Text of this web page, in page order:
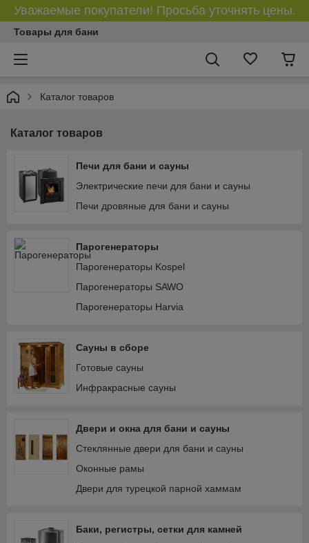
Уважаемые покупатели! Просьба уточнять цены.
Товары для бани
Каталог товаров
Каталог товаров
Печи для бани и сауны
Электрические печи для бани и сауны
Печи дровяные для бани и сауны
Парогенераторы
Парогенераторы Kospel
Парогенераторы SAWO
Парогенераторы Harvia
Сауны в сборе
Готовые сауны
Инфракрасные сауны
Двери и окна для бани и сауны
Стеклянные двери для бани и сауны
Оконные рамы
Двери для турецкой парной хаммам
Баки, регистры, сетки для камней